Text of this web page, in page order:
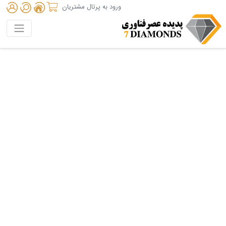
ورود به پرتال مشتریان